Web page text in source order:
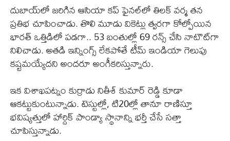
దుబాయ్‌లో జరిగిన ఆసియా కప్ ఫైనల్‌లో తిలక్ వర్మ తన
ప్రతిభ చూపించాడు. తొలి మూడు వికెట్లు త్వరగా కోల్పోయిన
భారత్ ఒత్తిడిలో పడగా.. 53 బంతుల్లో 69 రన్స్ చేసి నాటౌట్‌గా
నిలిచాడు. అతడి ఇన్నింగ్స్ లేకపోతే టీమ్ ఇండియా గెలుపు
కష్టమయ్యేదని అందరూ అంగీకరిస్తున్నారు.
ఇక విశాఖపట్నం కుర్రాడు నితీశ్ కుమార్ రెడ్డి కూడా
ఆకట్టుకుంటున్నాడు. టెస్టుల్లో, టి20ల్లో తానూ రాణిస్తూ
భవిష్యత్తులో హార్దిక్ పాండ్యా స్థానాన్ని భర్తీ చేసే సత్తా
చూపిస్తున్నాడు.